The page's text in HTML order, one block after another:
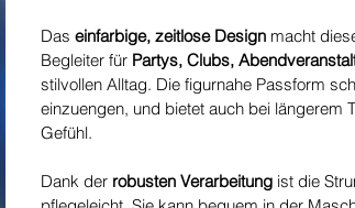
Daseinfarbige, zeitlose Design macht
Begleiter für Partys, Clubs,
stilvollen Alltag. Die figurnahe Passform
einzuengen, und bietet auch bei längerem
Gefühl.
Dank der robusten Verarbeitung ist die